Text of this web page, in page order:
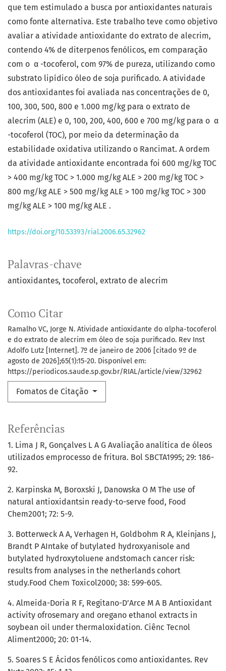
Palavras-chave
antioxidantes tocoferol extrato de alecrim
Como Citar
Ramalho VC, Jorge N. Atividade antioxidante do αlpha-tocoferol
e do extrato de alecrim em óleo de soja purificado. Rev Inst
Adolfo Lutz [Internet]. 7º de janeiro de 2006 [citado 9º de
agosto de 2026];65(1):15-20. Disponível em:
https://periodicos.saude.sp.gov.br/RIAL/article/view/32962
Fomatos de Citação
que tem estimulado a busca por antioxidantes naturais
como fonte alternativa. Este trabalho teve como objetivo
avaliar a atividade antioxidante do extrato de alecrim,
contendo 4% de diterpenos fenólicos, em comparação
com o α -tocoferol, com 97% de pureza, utilizando como
substrato lipídico óleo de soja purificado. A atividade
dos antioxidantes foi avaliada nas concentrações de 0,
100, 300, 500, 800 e 1.000 mg/kg para o extrato de
alecrim (ALE) e 0, 100, 200, 400, 600 e 700 mg/kg para o α
-tocoferol (TOC), por meio da determinação da
estabilidade oxidativa utilizando o Rancimat. A ordem
da atividade antioxidante encontrada foi 600 mg/kg TOC
> 400 mg/kg TOC > 1.000 mg/kg ALE > 200 mg/kg TOC >
800 mg/kg ALE > 500 mg/kg ALE > 100 mg/kg TOC > 300
mg/kg ALE > 100 mg/kg ALE .
https://doi.org/10.53393/rial.2006.65.32962
Referências
1. Lima J R, Gonçalves L A G Avaliação analítica de óleos
utilizados emprocesso de fritura. Bol SBCTA1995; 29: 186-
92.
2. Karpinska M, Boroxski J, Danowska O M The use of
natural antioxidantsin ready-to-serve food, Food
Chem2001; 72: 5-9.
3. Botterweck A A, Verhagen H, Goldbohm R A, Kleinjans J,
Brandt P AIntake of butylated hydroxyanisole and
butylated hydroxytoluene andstomach cancer risk:
results from analyses in the netherlands cohort
study.Food Chem Toxicol2000; 38: 599-605.
4. Almeida-Doria R F, Regitano-D’Arce M A B Antioxidant
activity ofrosemary and oregano ethanol extracts in
soybean oil under thermaloxidation. Ciênc Tecnol
Aliment2000; 20: 01-14.
5. Soares S E Ácidos fenólicos como antioxidantes. Rev